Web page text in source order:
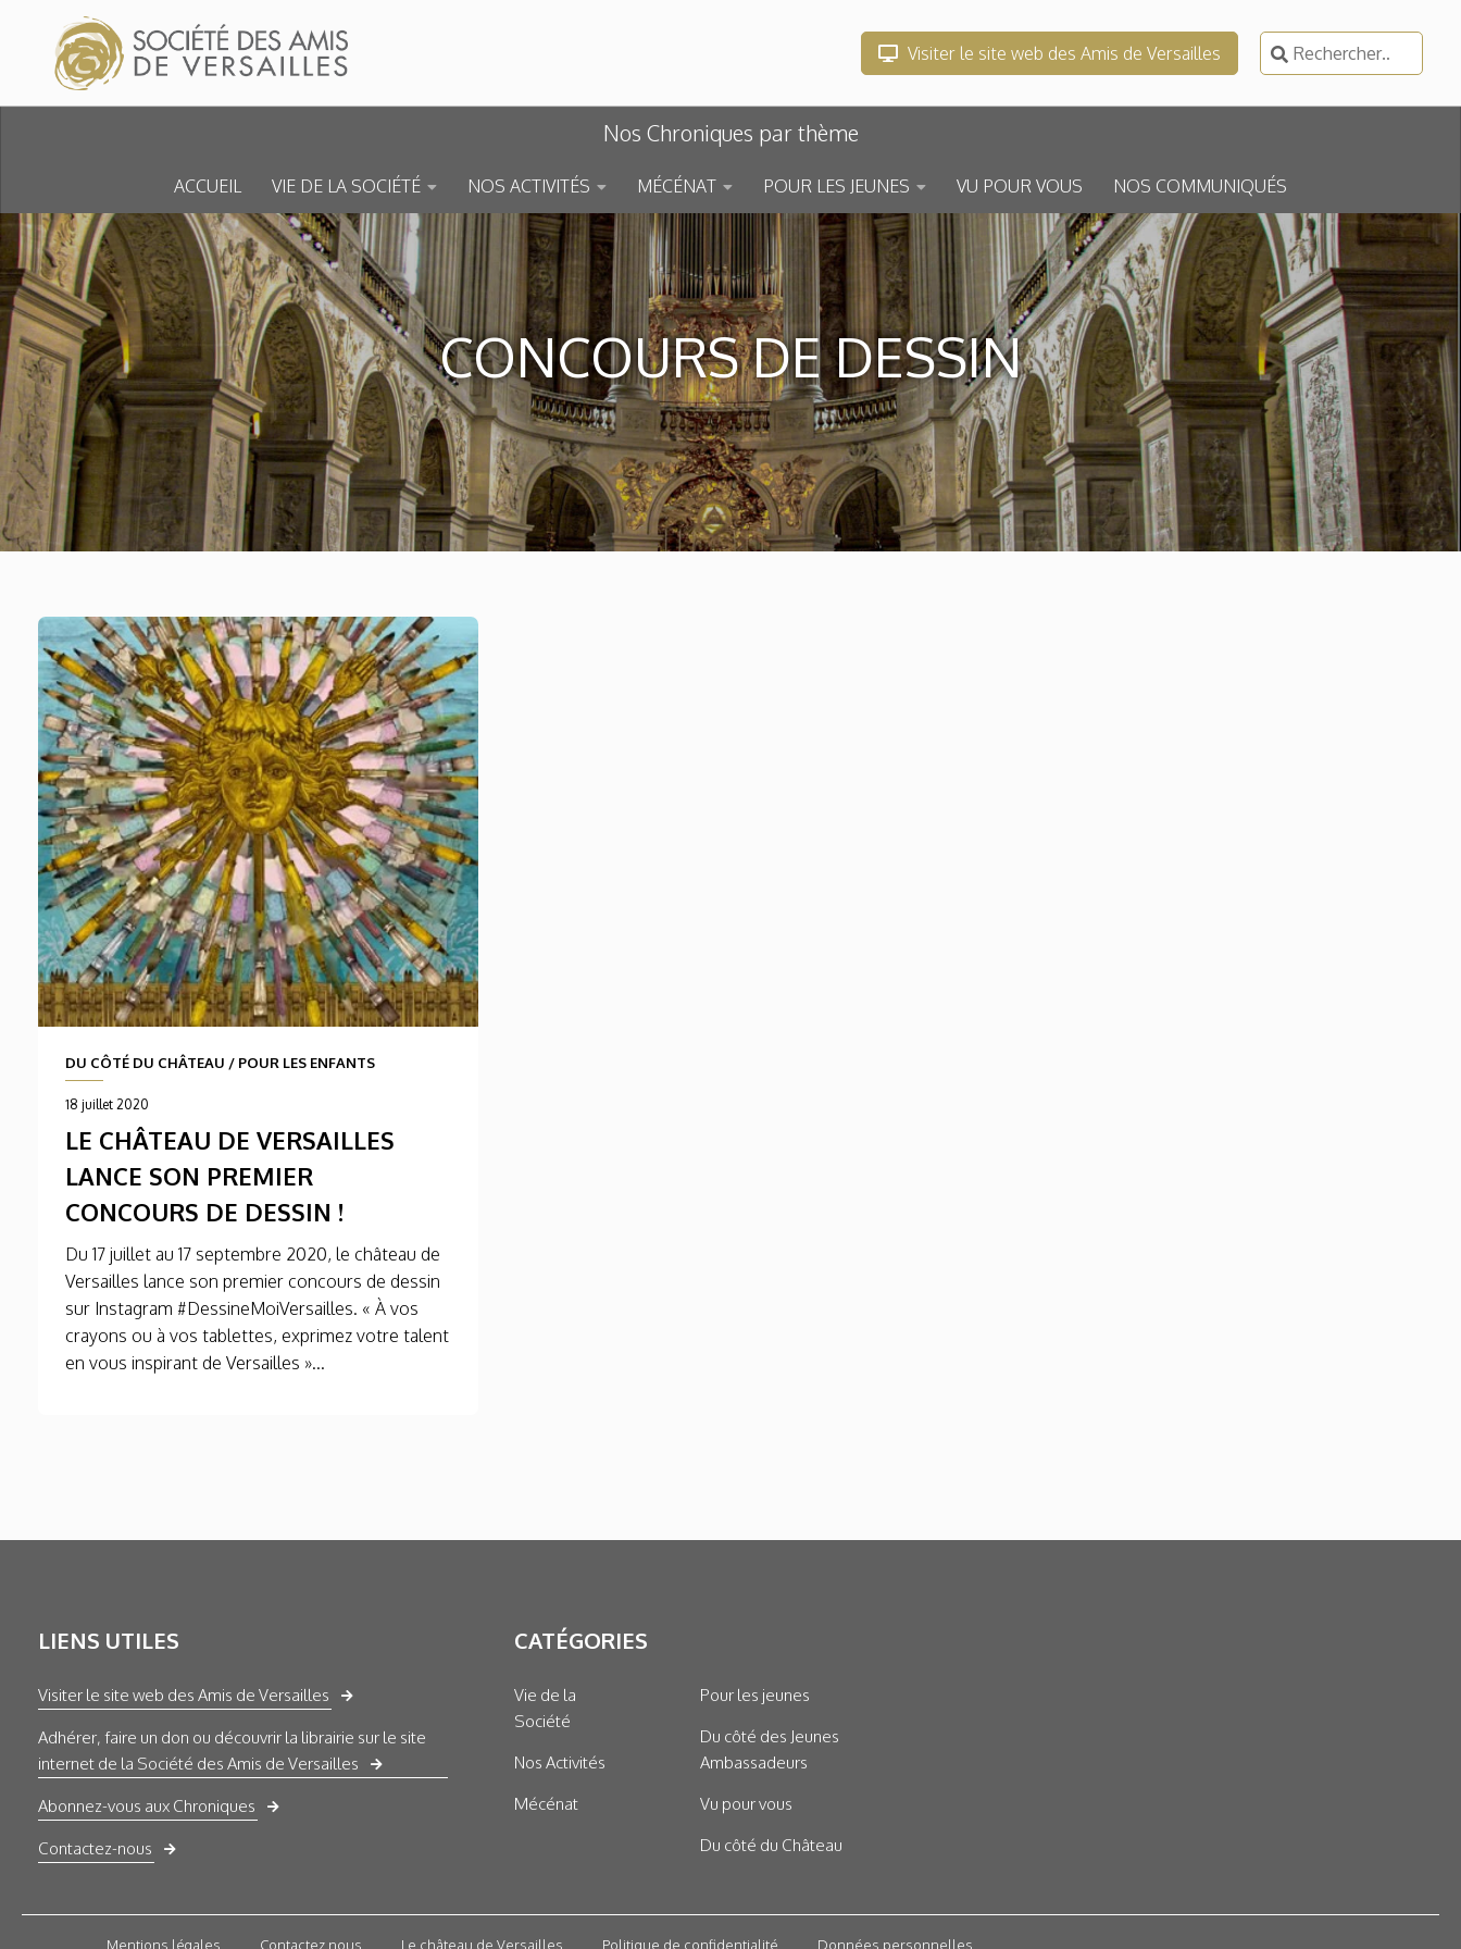
Skip to content
Visiter le site web des Amis de Versailles
Rechercher :
Nos Chroniques par thème
ACCUEIL VIE DE LA SOCIÉTÉ NOS ACTIVITÉS MÉCÉNAT POUR LES JEUNES VU POUR VOUS NOS COMMUNIQUÉS
CONCOURS DE DESSIN
DU CÔTÉ DU CHÂTEAU / POUR LES ENFANTS
18 juillet 2020
LE CHÂTEAU DE VERSAILLES
LANCE SON PREMIER
CONCOURS DE DESSIN !
Du 17 juillet au 17 septembre 2020, le château de
Versailles lance son premier concours de dessin
sur Instagram #DessineMoiVersailles. « À vos
crayons ou à vos tablettes, exprimez votre talent
en vous inspirant de Versailles »...
LIENS UTILES
Visiter le site web des Amis de Versailles
Adhérer, faire un don ou découvrir la librairie sur le site
internet de la Société des Amis de Versailles
Abonnez-vous aux Chroniques
Contactez-nous
CATÉGORIES
Vie de la
Société
Nos Activités
Mécénat
Pour les jeunes
Du côté des Jeunes
Ambassadeurs
Vu pour vous
Du côté du Château
Mentions légales Contactez nous Le château de Versailles Politique de confidentialité Données personnelles